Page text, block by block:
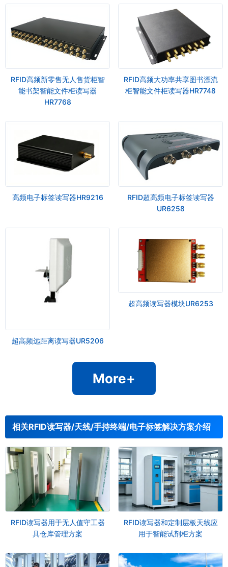
RFID高频新零售无人售货柜智
能书架智能文件柜读写器
HR7768
RFID高频大功率共享图书漂流
柜智能文件柜读写器HR7748
高频电子标签读写器HR9216
RFID超高频电子标签读写器
UR6258
超高频远距离读写器UR5206
超高频读写器模块UR6253
More+
相关RFID读写器/天线/手持终端/电子标签解决方案介绍
RFID读写器用于无人值守工器
具仓库管理方案
RFID读写器和定制层板天线应
用于智能试剂柜方案